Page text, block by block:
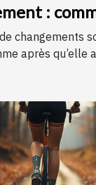
:
changements
après qu’elle